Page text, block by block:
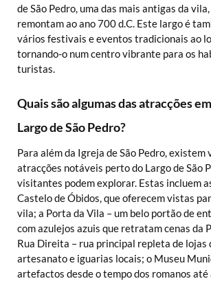
de São Pedro, uma das mais antigas da
remontam ao ano 700 d.C. Este largo é
vários festivais e eventos tradicionais ao
tornando-o num centro vibrante para os
turistas.
Quais são algumas das atracções
Largo de São Pedro?
Para além da Igreja de São Pedro, existem
atracções notáveis perto do Largo de São
visitantes podem explorar. Estas incluem
Castelo de Óbidos, que oferecem vistas
vila; a Porta da Vila – um belo portão de
com azulejos azuis que retratam cenas da
Rua Direita – rua principal repleta de lojas
artesanato e iguarias locais; o Museu
artefactos desde o tempo dos romanos até